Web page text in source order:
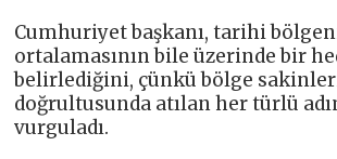
Cumhuriyet başkanı, tarihi
ortalamasının bile üzerinde bir
belirlediğini, çünkü bölge
doğrultusunda atılan her türlü
vurguladı.